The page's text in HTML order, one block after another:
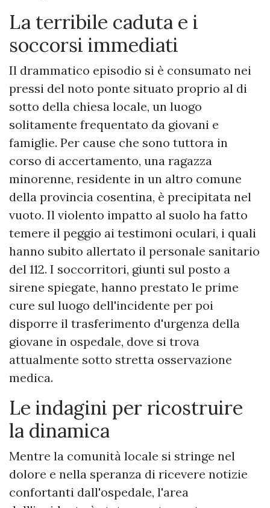
​La terribile caduta e i
soccorsi immediati
​Il drammatico episodio si è consumato nei
pressi del noto ponte situato proprio al di
sotto della chiesa locale, un luogo
solitamente frequentato da giovani e
famiglie. Per cause che sono tuttora in
corso di accertamento, una ragazza
minorenne, residente in un altro comune
della provincia cosentina, è precipitata nel
vuoto. Il violento impatto al suolo ha fatto
temere il peggio ai testimoni oculari, i quali
hanno subito allertato il personale sanitario
del 112. I soccorritori, giunti sul posto a
sirene spiegate, hanno prestato le prime
cure sul luogo dell'incidente per poi
disporre il trasferimento d'urgenza della
giovane in ospedale, dove si trova
attualmente sotto stretta osservazione
medica.
​Le indagini per ricostruire
la dinamica
Mentre la comunità locale si stringe nel
dolore e nella speranza di ricevere notizie
confortanti dall'ospedale, l'area